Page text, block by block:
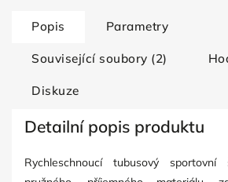
Popis Parametry
Související soubory (2)
Diskuze
Detailní popis produktu
Rychleschnoucí tubusový